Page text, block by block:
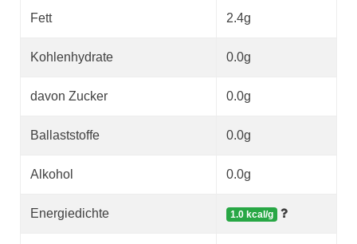
Fett 2.4g
Kohlenhydrate 0.0g
davon Zucker 0.0g
Ballaststoffe 0.0g
Alkohol 0.0g
Energiedichte 1.0 kcal/g